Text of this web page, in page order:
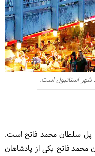
شهر استانبول است.
پل سلطان محمد فاتح است.
فاتح یکی از پادشاهان